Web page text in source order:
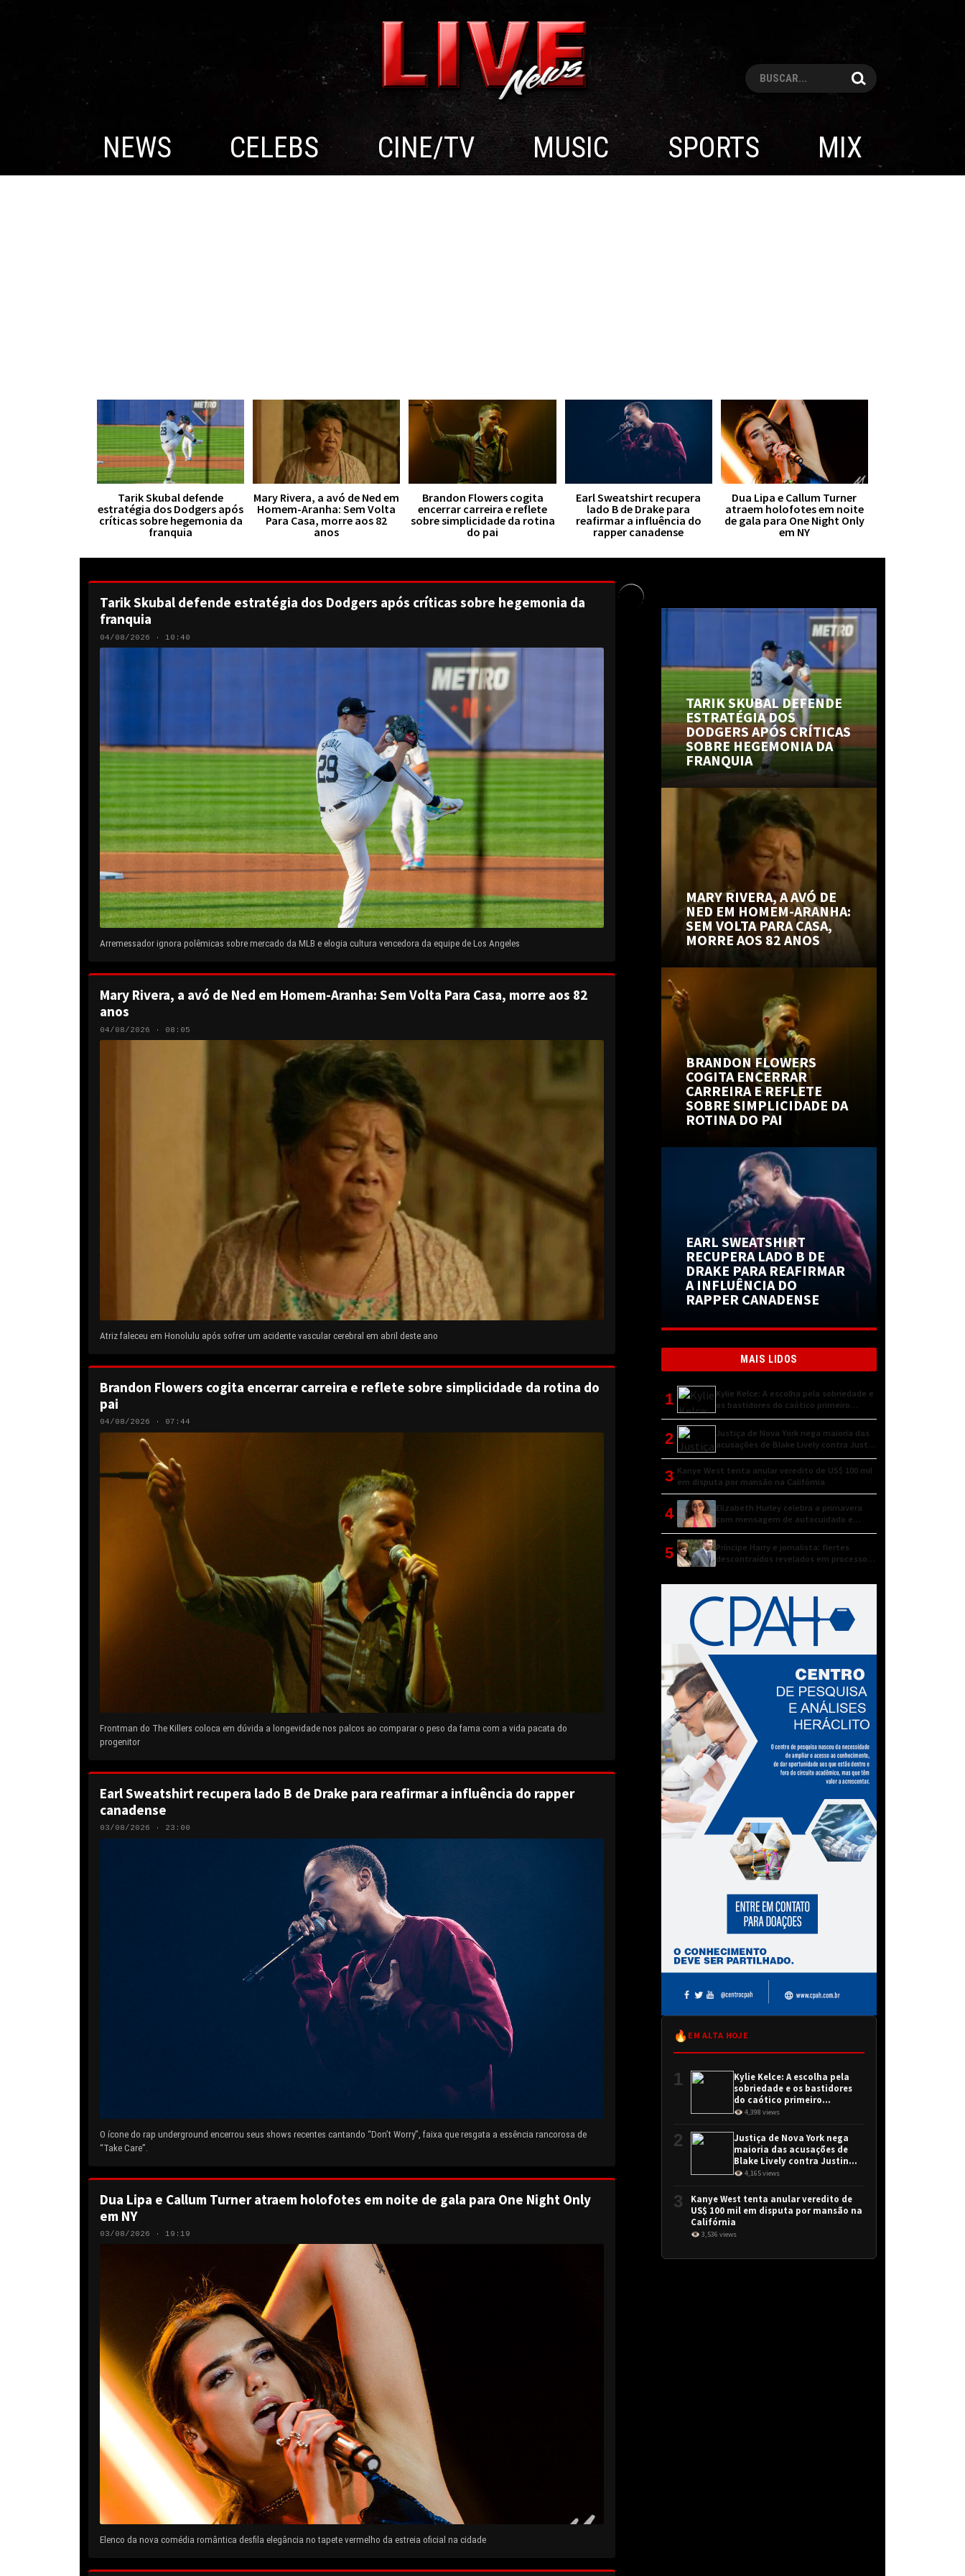
Pesquisar
NEWS CELEBS CINE/TV MUSIC SPORTS MIX
Tarik Skubal defende
estratégia dos Dodgers após
críticas sobre hegemonia da
franquia
Mary Rivera, a avó de Ned em
Homem-Aranha: Sem Volta
Para Casa, morre aos 82
anos
Brandon Flowers cogita
encerrar carreira e reflete
sobre simplicidade da rotina
do pai
Earl Sweatshirt recupera
lado B de Drake para
reafirmar a influência do
rapper canadense
Dua Lipa e Callum Turner
atraem holofotes em noite
de gala para One Night Only
em NY
Tarik Skubal defende estratégia dos Dodgers após críticas sobre hegemonia da
franquia
04/08/2026 · 10:40
Arremessador ignora polêmicas sobre mercado da MLB e elogia cultura vencedora da equipe de Los Angeles
Mary Rivera, a avó de Ned em Homem-Aranha: Sem Volta Para Casa, morre aos 82
anos
04/08/2026 · 08:05
Atriz faleceu em Honolulu após sofrer um acidente vascular cerebral em abril deste ano
Brandon Flowers cogita encerrar carreira e reflete sobre simplicidade da rotina do
pai
04/08/2026 · 07:44
Frontman do The Killers coloca em dúvida a longevidade nos palcos ao comparar o peso da fama com a vida pacata do
progenitor
Earl Sweatshirt recupera lado B de Drake para reafirmar a influência do rapper
canadense
03/08/2026 · 23:00
O ícone do rap underground encerrou seus shows recentes cantando “Don’t Worry”, faixa que resgata a essência rancorosa de
“Take Care”.
Dua Lipa e Callum Turner atraem holofotes em noite de gala para One Night Only
em NY
03/08/2026 · 19:19
Elenco da nova comédia romântica desfila elegância no tapete vermelho da estreia oficial na cidade
TARIK SKUBAL DEFENDE
ESTRATÉGIA DOS
DODGERS APÓS CRÍTICAS
SOBRE HEGEMONIA DA
FRANQUIA
MARY RIVERA, A AVÓ DE
NED EM HOMEM-ARANHA:
SEM VOLTA PARA CASA,
MORRE AOS 82 ANOS
BRANDON FLOWERS
COGITA ENCERRAR
CARREIRA E REFLETE
SOBRE SIMPLICIDADE DA
ROTINA DO PAI
EARL SWEATSHIRT
RECUPERA LADO B DE
DRAKE PARA REAFIRMAR
A INFLUÊNCIA DO
RAPPER CANADENSE
MAIS LIDOS
1
Kylie Kelce: A escolha pela sobriedade e
os bastidores do caótico primeiro
encontro
2
Justiça de Nova York nega maioria das
acusações de Blake Lively contra Justin
Baldoni
3 Kanye West tenta anular veredito de US$ 100 mil
em disputa por mansão na Califórnia
4
Elizabeth Hurley celebra a primavera
com mensagem de autocuidado e
conexão natural
5
Príncipe Harry e jornalista: flertes
descontraídos revelados em processo
🔥 EM ALTA HOJE
1
Kylie Kelce: A escolha pela
sobriedade e os bastidores
do caótico primeiro
encontro
👁 4,398 views
2
Justiça de Nova York nega
maioria das acusações de
Blake Lively contra Justin
Baldoni
👁 4,165 views
3
Kanye West tenta anular veredito de
US$ 100 mil em disputa por mansão na
Califórnia
👁 3,536 views